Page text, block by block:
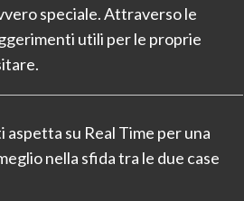
speciale. Attraverso le
utili per le proprie
aspetta su Real Time per una
nella sfida tra le due case